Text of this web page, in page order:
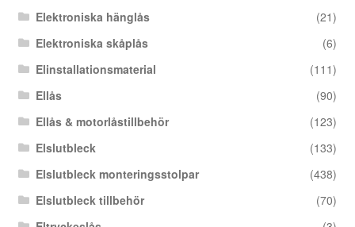
Elektroniska hänglås
(21)
Elektroniska skåplås
(6)
Elinstallationsmaterial
(111)
Ellås
(90)
Ellås & motorlåstillbehör
(123)
Elslutbleck
(133)
Elslutbleck monteringsstolpar
(438)
Elslutbleck tillbehör
(70)